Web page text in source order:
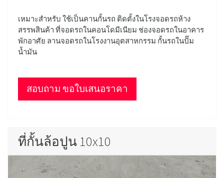
เหมาะสำหรับ ใช้เป็นคานกั้นรถ ติดตั้งในโรงจอดรถห้าง
สรรพสินค้า ที่จอดรถในคอนโดมีเนียม ช่องจอดรถในอาคาร
พักอาศัย ลานจอดรถในโรงงานอุตสาหกรรม กั้นรถในปั๊ม
น้ำมัน
สอบถาม ขอใบเสนอราคา
ที่กั้นล้อปูน 10x10